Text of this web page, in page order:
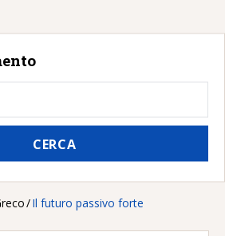
t
CERCA
/Il futuro passivo forte